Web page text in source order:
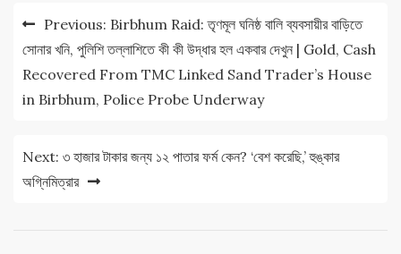
Post
navigation
Previous: Birbhum Raid: তৃণমূল ঘনিষ্ঠ বালি ব্যবসায়ীর বাড়িতে
সোনার খনি, পুলিশি তল্লাশিতে কী কী উদ্ধার হল একবার দেখুন | Gold, Cash
Recovered From TMC Linked Sand Trader’s House
in Birbhum, Police Probe Underway
Next: ৩ হাজার টাকার জন্য ১২ পাতার ফর্ম কেন? ‘বেশ করেছি,’ হুঙ্কার
অগ্নিমিত্রার